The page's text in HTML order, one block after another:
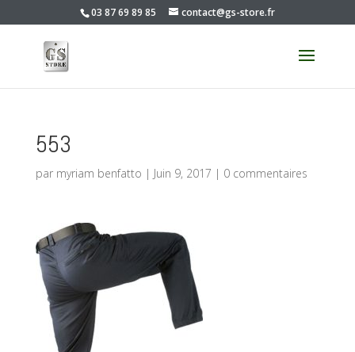
03 87 69 89 85 contact@gs-store.fr
553
par myriam benfatto | Juin 9, 2017 | 0 commentaires